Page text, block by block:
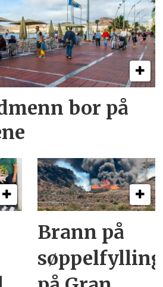
bor på
Brann på
søppelfylling